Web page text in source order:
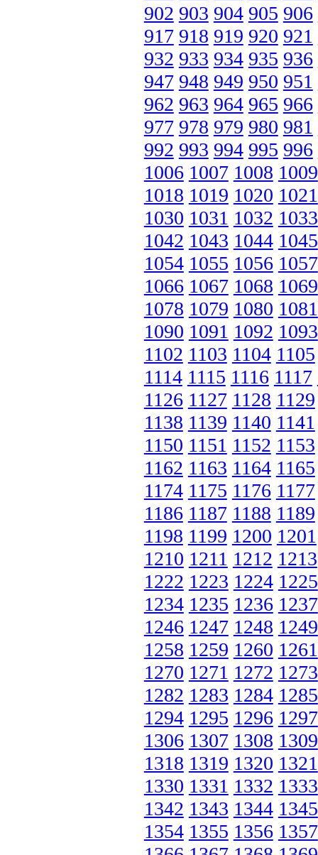
902 903 904 905 906
917 918 919 920 921
932 933 934 935 936
947 948 949 950 951
962 963 964 965 966
977 978 979 980 981
992 993 994 995 996
1006 1007 1008 1009
1018 1019 1020 1021
1030 1031 1032 1033
1042 1043 1044 1045
1054 1055 1056 1057
1066 1067 1068 1069
1078 1079 1080 1081
1090 1091 1092 1093
1102 1103 1104 1105
1114 1115 1116 1117
1126 1127 1128 1129
1138 1139 1140 1141
1150 1151 1152 1153
1162 1163 1164 1165
1174 1175 1176 1177
1186 1187 1188 1189
1198 1199 1200 1201
1210 1211 1212 1213
1222 1223 1224 1225
1234 1235 1236 1237
1246 1247 1248 1249
1258 1259 1260 1261
1270 1271 1272 1273
1282 1283 1284 1285
1294 1295 1296 1297
1306 1307 1308 1309
1318 1319 1320 1321
1330 1331 1332 1333
1342 1343 1344 1345
1354 1355 1356 1357